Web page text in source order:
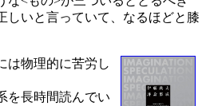
しいと言っていて、なるほどと膝
は物理的に苦労し
を長時間読んでい